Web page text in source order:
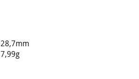
28,7mm
7,99g